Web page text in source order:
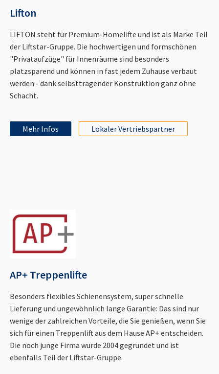
Lifton
LIFTON steht für Premium-Homelifte und ist als Marke Teil
der Liftstar-Gruppe. Die hochwertigen und formschönen
"Privataufzüge" für Innenräume sind besonders
platzsparend und können in fast jedem Zuhause verbaut
werden - dank selbsttragender Konstruktion ganz ohne
Schacht.
Mehr Infos Lokaler Vertriebspartner
AP+ Treppenlifte
Besonders flexibles Schienensystem, super schnelle
Lieferung und ungewöhnlich lange Garantie: Das sind nur
wenige der zahlreichen Vorteile, die Sie genießen, wenn Sie
sich für einen Treppenlift aus dem Hause AP+ entscheiden.
Die noch junge Firma wurde 2004 gegründet und ist
ebenfalls Teil der Liftstar-Gruppe.